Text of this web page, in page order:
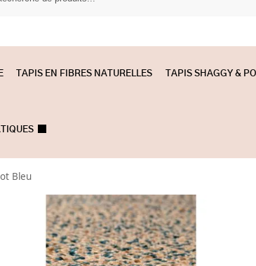
TAPIS EN FIBRES NATURELLES TAPIS SHAGGY &
Bleu